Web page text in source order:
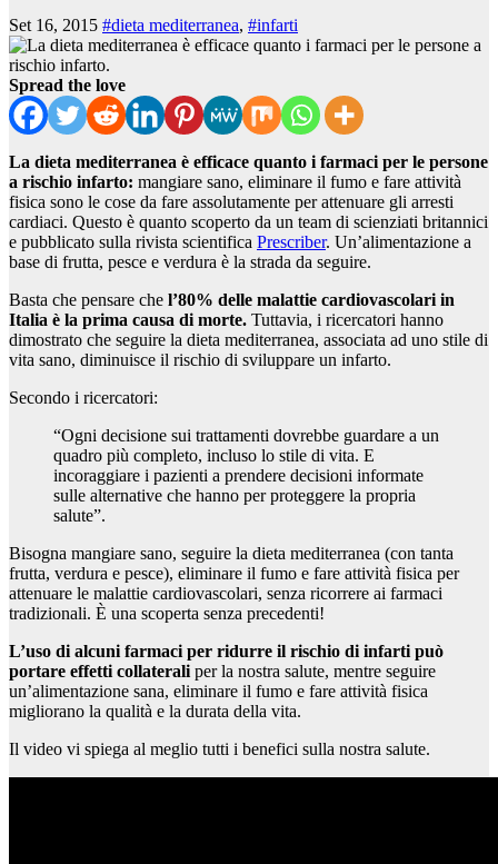
Set 16, 2015 #dieta mediterranea, #infarti
Spread the love
La dieta mediterranea è efficace quanto i farmaci per le persone
a rischio infarto: mangiare sano, eliminare il fumo e fare attività
fisica sono le cose da fare assolutamente per attenuare gli arresti
cardiaci. Questo è quanto scoperto da un team di scienziati britannici
e pubblicato sulla rivista scientifica Prescriber. Un’alimentazione a
base di frutta, pesce e verdura è la strada da seguire.
Basta che pensare che l’80% delle malattie cardiovascolari in
Italia è la prima causa di morte. Tuttavia, i ricercatori hanno
dimostrato che seguire la dieta mediterranea, associata ad uno stile di
vita sano, diminuisce il rischio di sviluppare un infarto.
Secondo i ricercatori:
“Ogni decisione sui trattamenti dovrebbe guardare a un
quadro più completo, incluso lo stile di vita. E
incoraggiare i pazienti a prendere decisioni informate
sulle alternative che hanno per proteggere la propria
salute”.
Bisogna mangiare sano, seguire la dieta mediterranea (con tanta
frutta, verdura e pesce), eliminare il fumo e fare attività fisica per
attenuare le malattie cardiovascolari, senza ricorrere ai farmaci
tradizionali. È una scoperta senza precedenti!
L’uso di alcuni farmaci per ridurre il rischio di infarti può
portare effetti collateraliper la nostra salute, mentre seguire
un’alimentazione sana, eliminare il fumo e fare attività fisica
migliorano la qualità e la durata della vita.
Il video vi spiega al meglio tutti i benefici sulla nostra salute.